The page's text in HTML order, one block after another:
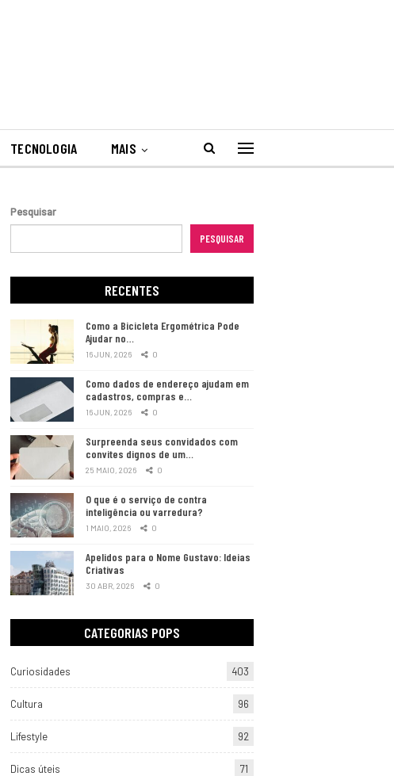
TECNOLOGIA MAIS
Pesquisar
PESQUISAR
RECENTES
Como a Bicicleta Ergométrica Pode
Ajudar no…
16 JUN, 2026 0
Como dados de endereço ajudam em
cadastros, compras e…
16 JUN, 2026 0
Surpreenda seus convidados com
convites dignos de um…
25 MAIO, 2026 0
O que é o serviço de contra
inteligência ou varredura?
1 MAIO, 2026 0
Apelidos para o Nome Gustavo: Ideias
Criativas
30 ABR, 2026 0
CATEGORIAS POPS
Curiosidades 403
Cultura 96
Lifestyle 92
Dicas úteis 71